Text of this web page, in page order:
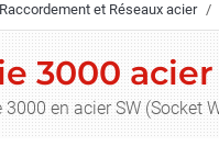
et Réseaux acier
3000
3000 en acier SW